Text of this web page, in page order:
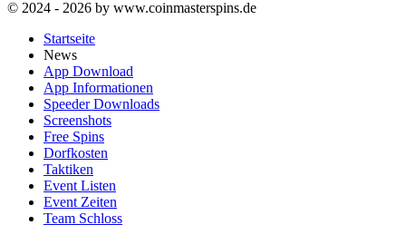
© 2024 - 2026 by www.coinmasterspins.de
Startseite
News
App Download
App Informationen
Speeder Downloads
Screenshots
Free Spins
Dorfkosten
Taktiken
Event Listen
Event Zeiten
Team Schloss